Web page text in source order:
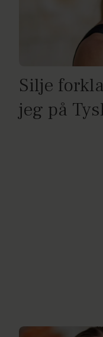
Silje
jeg på